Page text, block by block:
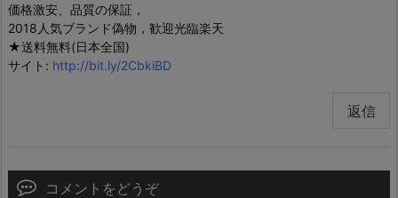
価格激安、品質の保証，
2018人気ブランド偽物，歓迎光臨楽天
★送料無料(日本全国)
サイト: http://bit.ly/2CbkiBD
返信
コメントをどうぞ